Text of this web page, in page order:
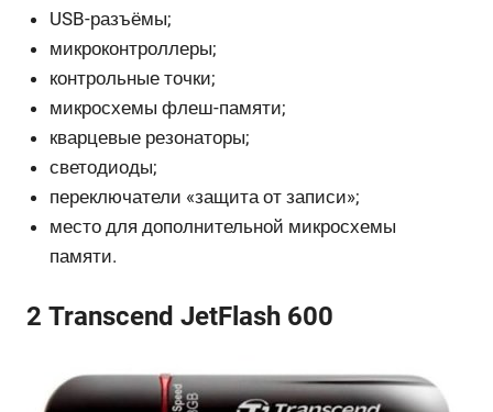
USB-разъёмы;
микроконтроллеры;
контрольные точки;
микросхемы флеш-памяти;
кварцевые резонаторы;
светодиоды;
переключатели «защита от записи»;
место для дополнительной микросхемы
памяти.
2 Transcend JetFlash 600